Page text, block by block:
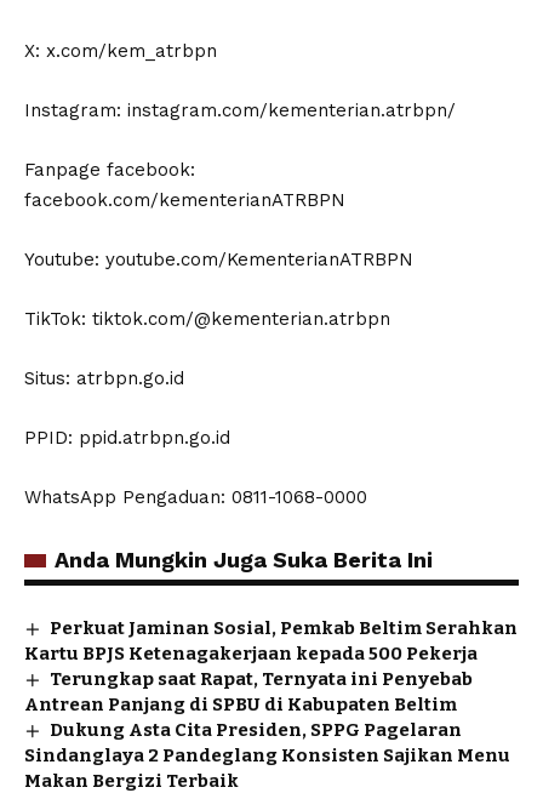
X: x.com/kem_atrbpn
Instagram: instagram.com/kementerian.atrbpn/
Fanpage facebook:
facebook.com/kementerianATRBPN
Youtube: youtube.com/KementerianATRBPN
TikTok: tiktok.com/@kementerian.atrbpn
Situs: atrbpn.go.id
PPID: ppid.atrbpn.go.id
WhatsApp Pengaduan: 0811-1068-0000​
Anda Mungkin Juga Suka Berita Ini
Perkuat Jaminan Sosial, Pemkab Beltim Serahkan
Kartu BPJS Ketenagakerjaan kepada 500 Pekerja
Terungkap saat Rapat, Ternyata ini Penyebab
Antrean Panjang di SPBU di Kabupaten Beltim
Dukung Asta Cita Presiden, SPPG Pagelaran
Sindanglaya 2 Pandeglang Konsisten Sajikan Menu
Makan Bergizi Terbaik